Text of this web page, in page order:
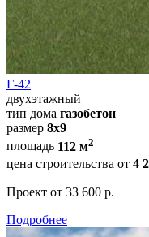
Г-42
двухэтажный
тип дома газобетон
размер 8х9
площадь 112 м2
цена строительства от 4
Проект от 33 600 р.
Подробнее